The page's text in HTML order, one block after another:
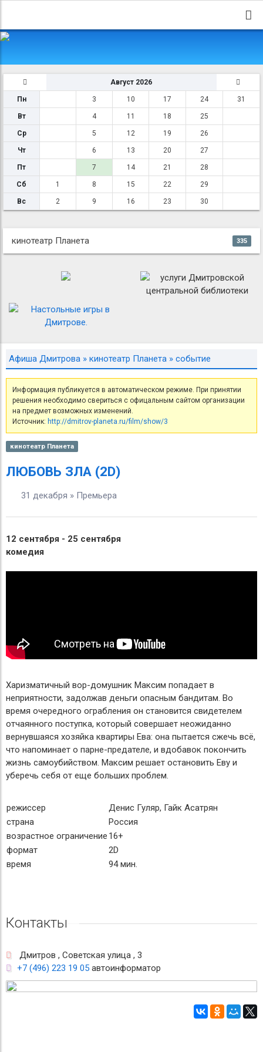
Август 2026
Пн 3 10 17 24 31
Вт 4 11 18 25
Ср 5 12 19 26
Чт 6 13 20 27
Пт 7 14 21 28
Сб 1 8 15 22 29
Вс 2 9 16 23 30
кинотеатр Планета 335
Афиша Дмитрова » кинотеатр Планета » событие
Информация публикуется в автоматическом режиме. При принятии
решения необходимо свериться с офицальным сайтом организации
на предмет возможных изменений.
Источник: http://dmitrov-planeta.ru/film/show/3
кинотеатр Планета
ЛЮБОВЬ ЗЛА (2D)
31 декабря » Премьера
12 сентября - 25 сентября
комедия
Харизматичный вор-домушник Максим попадает в
неприятности, задолжав деньги опасным бандитам. Во
время очередного ограбления он становится свидетелем
отчаянного поступка, который совершает неожиданно
вернувшаяся хозяйка квартиры Ева: она пытается сжечь всё,
что напоминает о парне-предателе, и вдобавок покончить
жизнь самоубийством. Максим решает остановить Еву и
уберечь себя от еще больших проблем.
режиссер
Денис Гуляр, Гайк Асатрян
страна
Россия
возрастное ограничение 16+
формат
2D
время
94 мин.
Контакты
Дмитров , Советская улица , 3
+7 (496) 223 19 05 автоинформатор